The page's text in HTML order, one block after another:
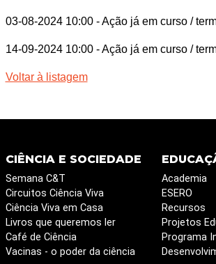
03-08-2024 10:00 - Ação já em curso /
14-09-2024 10:00 - Ação já em curso /
Voltar à listagem
CIÊNCIA E SOCIEDADE
Semana C&T
Circuitos Ciência Viva
Ciência Viva em Casa
Livros que queremos ler
Café de Ciência
Vacinas - o poder da ciência
Academia
ESERO
Recursos
Projetos
Programa